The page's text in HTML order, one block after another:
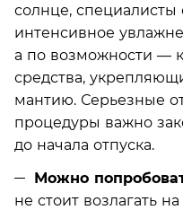
солнце,
интенсивное
а по возможности —
средства,
мантию. Серьезные
процедуры важно
до начала отпуска.
Можно
не стоит возлагать